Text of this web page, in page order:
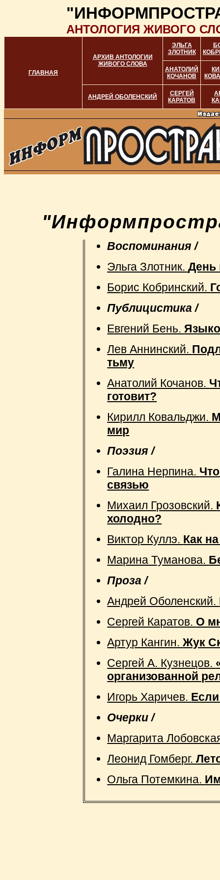
АНТОЛОГИЯ ЖИВОГО
ГЛАВНАЯ
АРХИВ АНТОЛОГИИ
ЖИВОГО СЛОВА
ЭЛЬГА
ЗЛОТНИК
АНАТОЛИЙ
КОЧАНОВ
АНДРЕЙ ОБОЛЕНСКИЙ
СЕРГЕЙ
КАРАТОВ
Воспоминания /
Эльга Злотник.День
Борис Кобринский.
Публицистика /
Евгений Бень.
Лев Аннинский.
тьму
Анатолий Кочанов.
готовит?
Кирилл Ковальджи.
мир
Поэзия /
Галина Нерпина.
связью
Михаил Грозовский.
холодно?
Виктор Куллэ. Как
Марина Туманова.
Проза /
Андрей Оболенский.
Сергей Каратов. О
Артур Кангин.Жук
Сергей А. Кузнецов.
организованной
Игорь Харичев.
Очерки /
Маргарита
Леонид Гомберг.
Ольга Потемкина.